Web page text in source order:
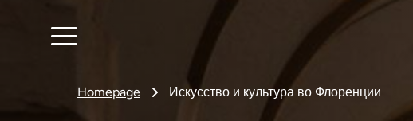
Homepage Искусство и культура во Флоренции